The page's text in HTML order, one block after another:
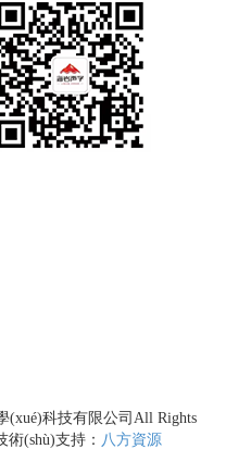
(xué)科技有限公司 All Rights
術(shù)支持： 八方資源